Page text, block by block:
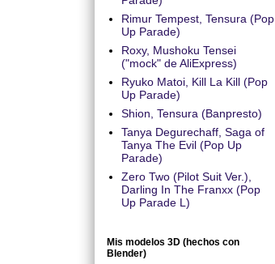
Rimur Tempest, Tensura (Pop
Up Parade)
Roxy, Mushoku Tensei
("mock" de AliExpress)
Ryuko Matoi, Kill La Kill (Pop
Up Parade)
Shion, Tensura (Banpresto)
Tanya Degurechaff, Saga of
Tanya The Evil (Pop Up
Parade)
Zero Two (Pilot Suit Ver.),
Darling In The Franxx (Pop
Up Parade L)
Mis modelos 3D (hechos con
Blender)